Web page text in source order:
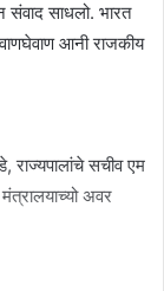
संवाद साधलो. भारत
आनी राजकीय
राज्यपालांचे सचीव एम
अवर